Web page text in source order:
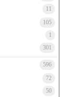
11
105
1
301
596
72
50